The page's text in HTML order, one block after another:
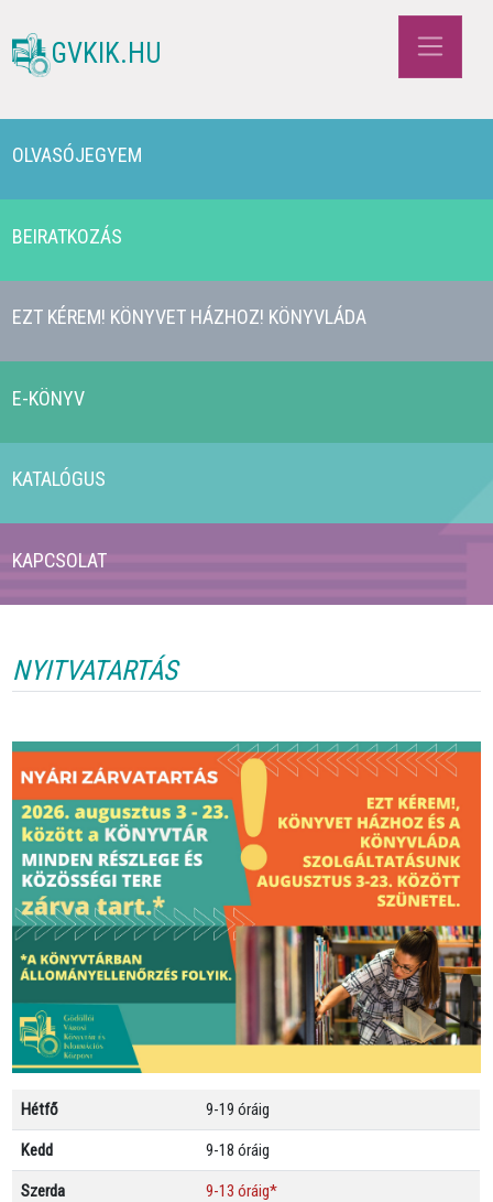
GVKIK.HU
OLVASÓJEGYEM
BEIRATKOZÁS
EZT KÉREM! KÖNYVET HÁZHOZ! KÖNYVLÁDA
E-KÖNYV
KATALÓGUS
KAPCSOLAT
NYITVATARTÁS
Hétfő 9-19 óráig
Kedd 9-18 óráig
Szerda 9-13 óráig*